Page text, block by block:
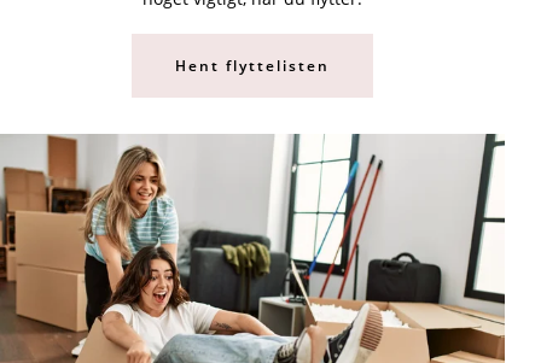
Hent flyttelisten